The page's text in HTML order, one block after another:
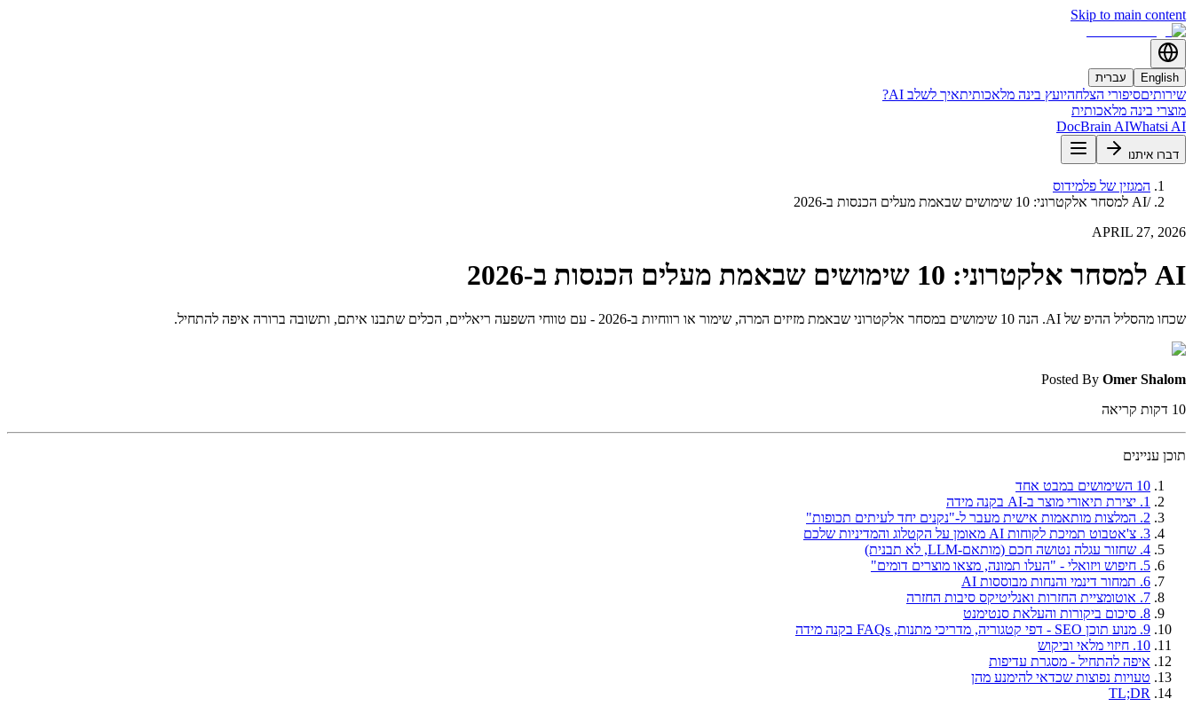
Skip to main content
English עברית
שירותיםסיפורי הצלחהיועץ בינה מלאכותיתאיך לשלב AI?
מוצרי בינה מלאכותית
DocBrain AIWhatsi AI
דברו איתנו
המגזין של פלמידוס
/AI למסחר אלקטרוני: 10 שימושים שבאמת מעלים הכנסות ב-2026
APRIL 27, 2026
AI למסחר אלקטרוני: 10 שימושים שבאמת מעלים הכנסות ב-2026
שכחו מהסליל ההיפ של AI. הנה 10 שימושים במסחר אלקטרוני שבאמת מזיזים המרה, שימור או רווחיות ב-2026 - עם טווחי השפעה ריאליים, הכלים שתבנו איתם, ותשובה ברורה איפה להתחיל.
Posted By Omer Shalom
10 דקות קריאה
תוכן עניינים
10 השימושים במבט אחד
1. יצירת תיאורי מוצר ב-AI בקנה מידה
2. המלצות מותאמות אישית מעבר ל-"נקנים יחד לעיתים תכופות"
3. צ'אטבוט תמיכת לקוחות AI מאומן על הקטלוג והמדיניות שלכם
4. שחזור עגלה נטושה חכם (מותאם-LLM, לא תבנית)
5. חיפוש ויזואלי - "העלו תמונה, מצאו מוצרים דומים"
6. תמחור דינמי והנחות מבוססות AI
7. אוטומציית החזרות ואנליטיקס סיבות החזרה
8. סיכום ביקורות והעלאת סנטימנט
9. מנוע תוכן SEO - דפי קטגוריה, מדריכי מתנות, FAQs בקנה מידה
10. חיזוי מלאי וביקוש
איפה להתחיל - מסגרת עדיפות
טעויות נפוצות שכדאי להימנע מהן
TL;DR